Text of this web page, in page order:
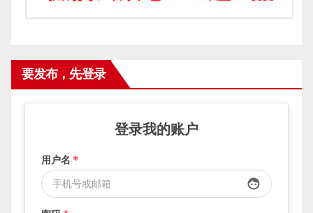
要发布，先登录
登录我的账户
用户名 *
face
face